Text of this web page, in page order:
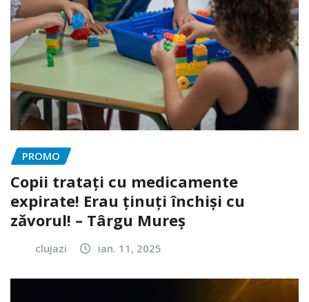
PROMO
Copii tratați cu medicamente
expirate! Erau ținuți închiși cu
zăvorul! – Târgu Mureș
clujazi ian. 11, 2025